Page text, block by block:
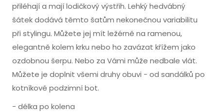
přiléhají a mají lodičkový výstřih. Lehký hedvábný
šátek dodává těmto šatům nekonečnou variabilitu
při stylingu. Můžete jej mít ležérně na ramenou,
elegantně kolem krku nebo ho zavázat křížem jako
ozdobnou šerpu. Nebo za Vámi může nedbale vlát.
Můžete je doplnit všemi druhy obuvi - od sandálků po
kotníkové podzimní bot.
- délka po kolena